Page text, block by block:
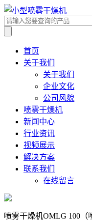
首页
关于我们
关于我们
企业文化
公司风貌
喷雾干燥机
新闻中心
行业资讯
视频展示
解决方案
联系我们
在线留言
喷雾干燥机OMLG 100（